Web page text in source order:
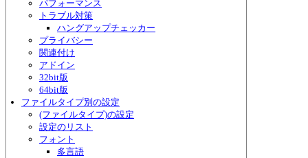
パフォーマンス
トラブル対策
ハングアップチェッカー
プライバシー
関連付け
アドイン
32bit版
64bit版
ファイルタイプ別の設定
(ファイルタイプ)の設定
設定のリスト
フォント
多言語